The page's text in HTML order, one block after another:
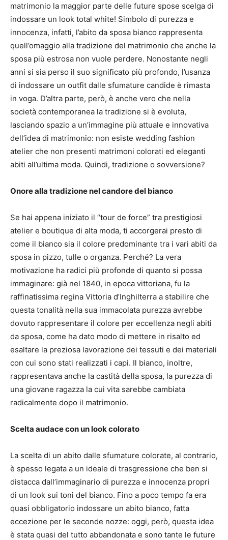
matrimonio la maggior parte delle future spose scelga di
indossare un look total white! Simbolo di purezza e
innocenza, infatti, l’abito da sposa bianco rappresenta
quell’omaggio alla tradizione del matrimonio che anche la
sposa più estrosa non vuole perdere. Nonostante negli
anni si sia perso il suo significato più profondo, l’usanza
di indossare un outfit dalle sfumature candide è rimasta
in voga. D’altra parte, però, è anche vero che nella
società contemporanea la tradizione si è evoluta,
lasciando spazio a un’immagine più attuale e innovativa
dell’idea di matrimonio: non esiste wedding fashion
atelier che non presenti matrimoni colorati ed eleganti
abiti all’ultima moda. Quindi, tradizione o sovversione?
Onore alla tradizione nel candore del bianco
Se hai appena iniziato il “tour de force” tra prestigiosi
atelier e boutique di alta moda, ti accorgerai presto di
come il bianco sia il colore predominante tra i vari abiti da
sposa in pizzo, tulle o organza. Perché? La vera
motivazione ha radici più profonde di quanto si possa
immaginare: già nel 1840, in epoca vittoriana, fu la
raffinatissima regina Vittoria d’Inghilterra a stabilire che
questa tonalità nella sua immacolata purezza avrebbe
dovuto rappresentare il colore per eccellenza negli abiti
da sposa, come ha dato modo di mettere in risalto ed
esaltare la preziosa lavorazione dei tessuti e dei materiali
con cui sono stati realizzati i capi. Il bianco, inoltre,
rappresentava anche la castità della sposa, la purezza di
una giovane ragazza la cui vita sarebbe cambiata
radicalmente dopo il matrimonio.
Scelta audace con un look colorato
La scelta di un abito dalle sfumature colorate, al contrario,
è spesso legata a un ideale di trasgressione che ben si
distacca dall’immaginario di purezza e innocenza propri
di un look sui toni del bianco. Fino a poco tempo fa era
quasi obbligatorio indossare un abito bianco, fatta
eccezione per le seconde nozze: oggi, però, questa idea
è stata quasi del tutto abbandonata e sono tante le future